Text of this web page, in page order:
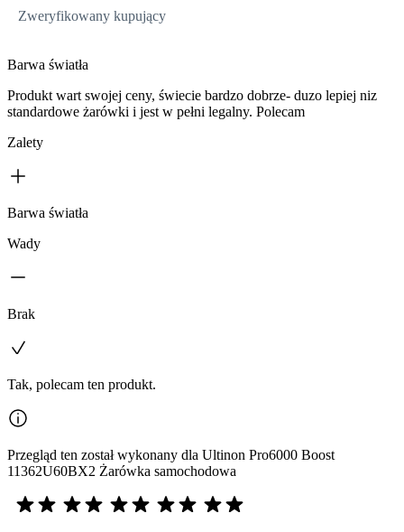
Zweryfikowany kupujący
Barwa światła
Produkt wart swojej ceny, świecie bardzo dobrze- duzo lepiej niz
standardowe żarówki i jest w pełni legalny. Polecam
Zalety
Barwa światła
Wady
Brak
Tak, polecam ten produkt.
Przegląd ten został wykonany dla Ultinon Pro6000 Boost
11362U60BX2 Żarówka samochodowa